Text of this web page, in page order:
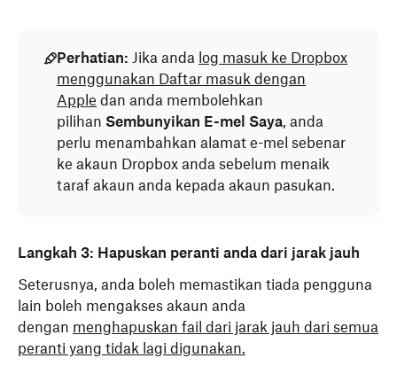
Perhatian: Jika anda log masuk ke Dropbox
menggunakan Daftar masuk dengan
Apple dan anda membolehkan
pilihan Sembunyikan E-mel Saya, anda
perlu menambahkan alamat e-mel sebenar
ke akaun Dropbox anda sebelum menaik
taraf akaun anda kepada akaun pasukan.
Langkah 3: Hapuskan peranti anda dari jarak jauh
Seterusnya, anda boleh memastikan tiada pengguna
lain boleh mengakses akaun anda
dengan menghapuskan fail dari jarak jauh dari semua
peranti yang tidak lagi digunakan.